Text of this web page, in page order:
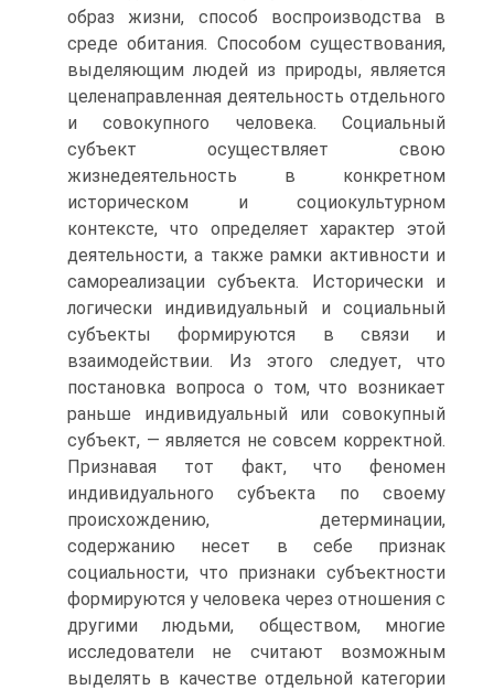
образ жизни, способ воспроизводства в
среде обитания. Способом существования,
выделяющим людей из природы, является
целенаправленная деятельность отдельного
и совокупного человека. Социальный
субъект осуществляет свою
жизнедеятельность в конкретном
историческом и социокультурном
контексте, что определяет характер этой
деятельности, а также рамки активности и
самореализации субъекта. Исторически и
логически индивидуальный и социальный
субъекты формируются в связи и
взаимодействии. Из этого следует, что
постановка вопроса о том, что возникает
раньше индивидуальный или совокупный
субъект, — является не совсем корректной.
Признавая тот факт, что феномен
индивидуального субъекта по своему
происхождению, детерминации,
содержанию несет в себе признак
социальности, что признаки субъектности
формируются у человека через отношения с
другими людьми, обществом, многие
исследователи не считают возможным
выделять в качестве отдельной категории